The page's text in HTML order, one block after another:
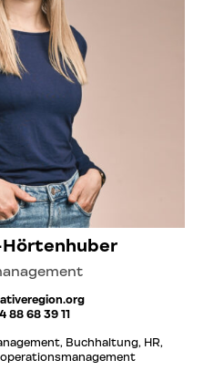
88 68 39 11
Buchhaltung, HR,